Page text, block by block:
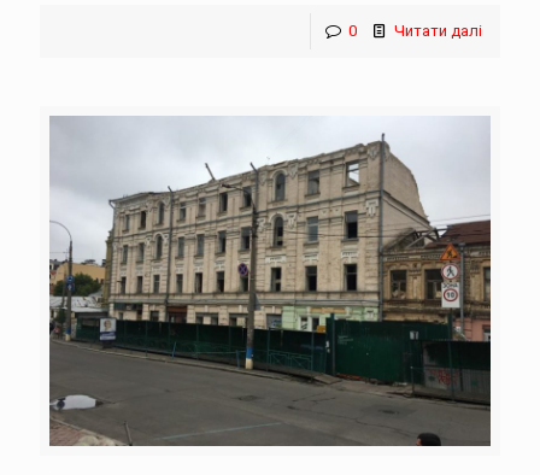
0 Читати далі